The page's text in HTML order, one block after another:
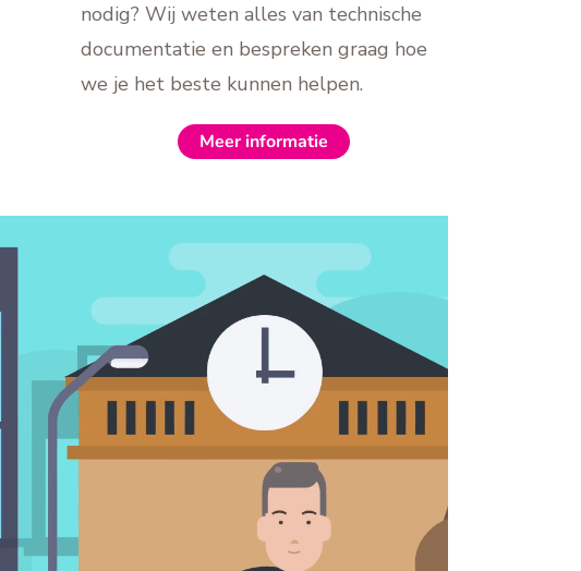
nodig? Wij weten alles van technische
documentatie en bespreken graag hoe
we je het beste kunnen helpen.
Meer informatie